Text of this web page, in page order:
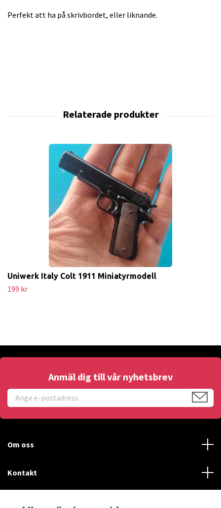
Perfekt att ha på skrivbordet, eller liknande.
Uniwerk Italy Colt 1911 Miniatyrmodell
199 kr
Anmäl dig till vår nyhetsbrev
Om oss
Kontakt